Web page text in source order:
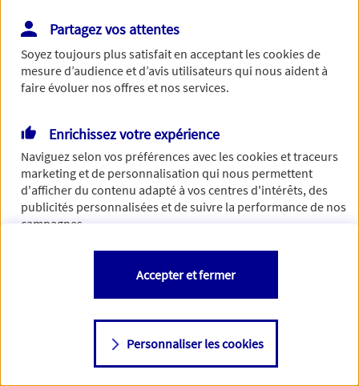
Vous disposez de droits sur les informations vous concernant. Pour
plus d’informations,cliquez ici.
Partagez vos attentes
Soyez toujours plus satisfait en acceptant lescookiesde
mesure d’audience et d’avis utilisateurs qui nous aident à
faire évoluer nos offres et nos services.
Enrichissez votre expérience
Naviguez selon vos préférences avec lescookies et traceurs
marketing et de personnalisation qui nous permettent
d'afficher du contenu adapté à vos centres d'intérêts, des
publicités personnalisées et de suivre la performance de nos
campagnes.
Vous êtes libre de les accepter, de les refuser comme de
changer d'avis à tout moment en allant sur
Consulter notre politique decookies
Personnaliser les cookies
Accepter et fermer